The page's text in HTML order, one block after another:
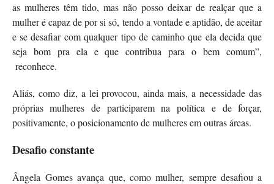
as mulheres têm tido, mas não posso deixar de realçar que a
mulher é capaz de por si só, tendo a vontade e aptidão, de aceitar
e se desafiar com qualquer tipo de caminho que ela decida que
seja bom pra ela e que contribua para o bem comum”,
reconhece.
Aliás, como diz, a lei provocou, ainda mais, a necessidade das
próprias mulheres de participarem na política e de forçar,
positivamente, o posicionamento de mulheres em outras áreas.
Desafio constante
Ângela Gomes avança que, como mulher, sempre desafiou a